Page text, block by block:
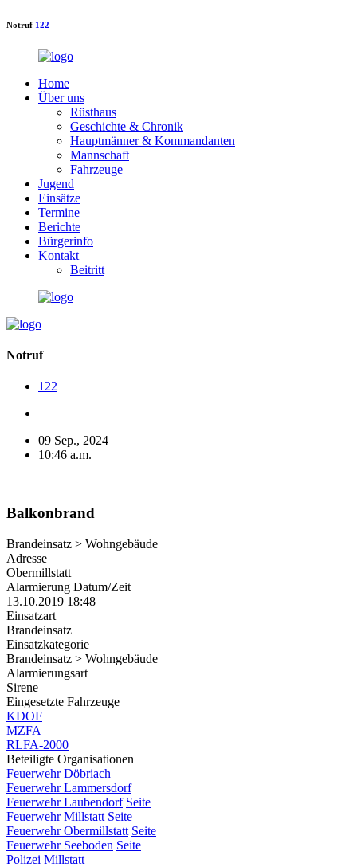
Notruf 122
Home
Über uns
Rüsthaus
Geschichte & Chronik
Hauptmänner & Kommandanten
Mannschaft
Fahrzeuge
Jugend
Einsätze
Termine
Berichte
Bürgerinfo
Kontakt
Beitritt
Notruf
122
09 Sep., 2024
10:46 a.m.
Balkonbrand
Brandeinsatz > Wohngebäude
Adresse
Obermillstatt
Alarmierung Datum/Zeit
13.10.2019 18:48
Einsatzart
Brandeinsatz
Einsatzkategorie
Brandeinsatz > Wohngebäude
Alarmierungsart
Sirene
Eingesetzte Fahrzeuge
KDOF
MZFA
RLFA-2000
Beteiligte Organisationen
Feuerwehr Döbriach
Feuerwehr Lammersdorf
Feuerwehr Laubendorf Seite
Feuerwehr Millstatt Seite
Feuerwehr Obermillstatt Seite
Feuerwehr Seeboden Seite
Polizei Millstatt